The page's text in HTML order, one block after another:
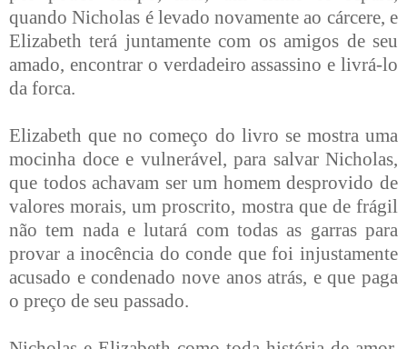
quando Nicholas é levado novamente ao cárcere, e
Elizabeth terá juntamente com os amigos de seu
amado, encontrar o verdadeiro assassino e livrá-lo
da forca.
Elizabeth que no começo do livro se mostra uma
mocinha doce e vulnerável, para salvar Nicholas,
que todos achavam ser um homem desprovido de
valores morais, um proscrito, mostra que de frágil
não tem nada e lutará com todas as garras para
provar a inocência do conde que foi injustamente
acusado e condenado nove anos atrás, e que paga
o preço de seu passado.